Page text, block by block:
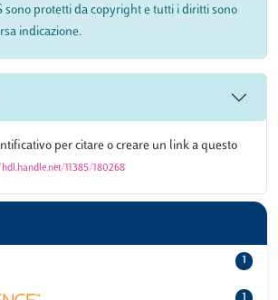
sono protetti da copyright e tutti i diritti sono
indicazione.
per citare o creare un link a questo
11385/180268
1
1